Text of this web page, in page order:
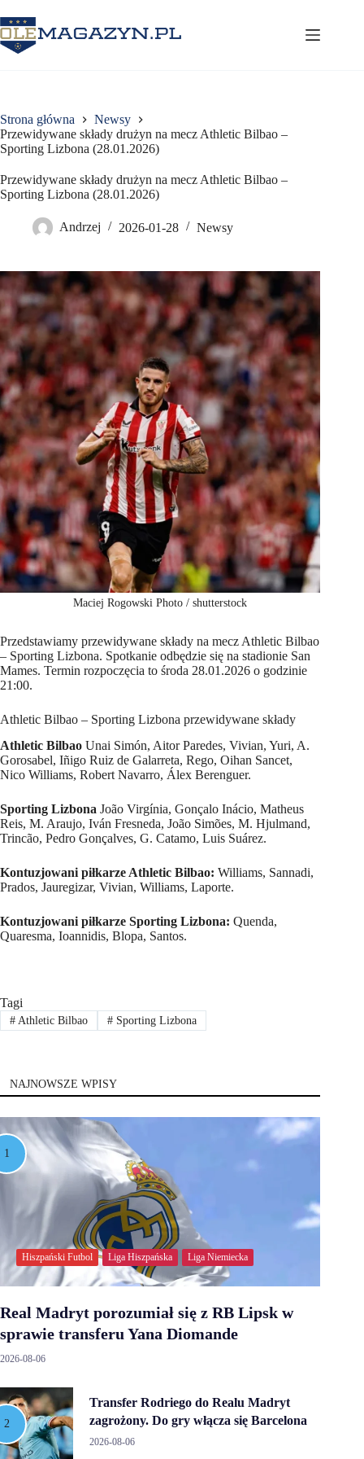
do
treści
Strona główna
Newsy
Przewidywane składy drużyn na mecz Athletic Bilbao –
Sporting Lizbona (28.01.2026)
Przewidywane składy drużyn na mecz Athletic Bilbao –
Sporting Lizbona (28.01.2026)
Andrzej 2026-01-28 Newsy
Maciej Rogowski Photo / shutterstock
Przedstawiamy przewidywane składy na mecz Athletic Bilbao
– Sporting Lizbona. Spotkanie odbędzie się na stadionie San
Mames. Termin rozpoczęcia to środa 28.01.2026 o godzinie
21:00.
Athletic Bilbao – Sporting Lizbona przewidywane składy
Athletic Bilbao Unai Simón, Aitor Paredes, Vivian, Yuri, A.
Gorosabel, Iñigo Ruiz de Galarreta, Rego, Oihan Sancet,
Nico Williams, Robert Navarro, Álex Berenguer.
Sporting Lizbona João Virgínia, Gonçalo Inácio, Matheus
Reis, M. Araujo, Iván Fresneda, João Simões, M. Hjulmand,
Trincão, Pedro Gonçalves, G. Catamo, Luis Suárez.
Kontuzjowani piłkarze Athletic Bilbao: Williams, Sannadi,
Prados, Jauregizar, Vivian, Williams, Laporte.
Kontuzjowani piłkarze Sporting Lizbona: Quenda,
Quaresma, Ioannidis, Blopa, Santos.
Tagi
#Athletic Bilbao #Sporting Lizbona
NAJNOWSZE WPISY
Hiszpański Futbol Liga Hiszpańska Liga Niemiecka
Real Madryt porozumiał się z RB Lipsk w
sprawie transferu Yana Diomande
2026-08-06
Transfer Rodriego do Realu Madryt
zagrożony. Do gry włącza się Barcelona
2026-08-06